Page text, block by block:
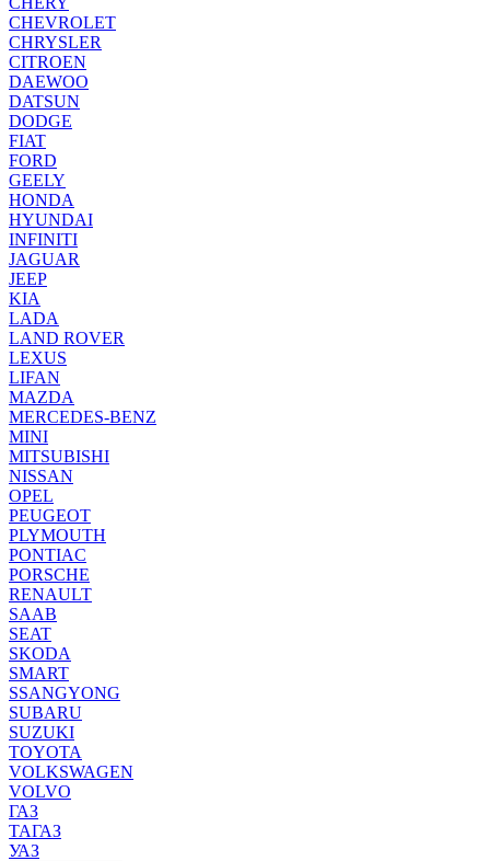
CHEVROLET
CHRYSLER
CITROEN
DAEWOO
DATSUN
DODGE
FIAT
FORD
GEELY
HONDA
HYUNDAI
INFINITI
JAGUAR
JEEP
KIA
LADA
LAND ROVER
LEXUS
LIFAN
MAZDA
MERCEDES-BENZ
MINI
MITSUBISHI
NISSAN
OPEL
PEUGEOT
PLYMOUTH
PONTIAC
PORSCHE
RENAULT
SAAB
SEAT
SKODA
SMART
SSANGYONG
SUBARU
SUZUKI
TOYOTA
VOLKSWAGEN
VOLVO
ГАЗ
ТАГАЗ
УАЗ